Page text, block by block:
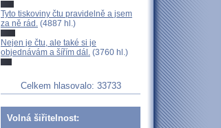
Tyto tiskoviny čtu pravidelně a jsem
za ně rád. (4887 hl.)
Nejen je čtu, ale také si je
objednávám a šířím dál. (3760 hl.)
Celkem hlasovalo: 33733
Volná šiřitelnost: